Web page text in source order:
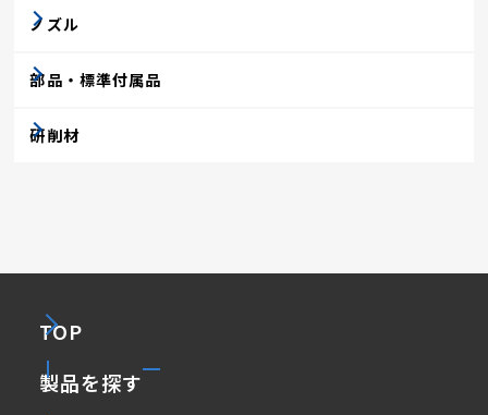
ノズル
部品・標準付属品
研削材
TOP
製品を探す